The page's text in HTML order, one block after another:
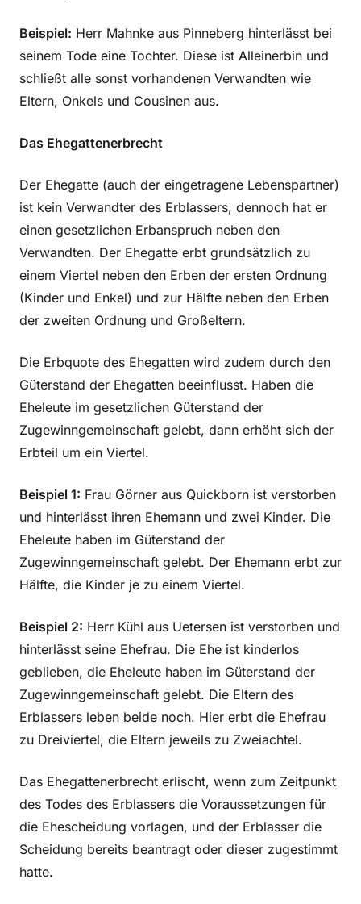
Beispiel: Herr Mahnke aus Pinneberg hinterlässt bei
seinem Tode eine Tochter. Diese ist Alleinerbin und
schließt alle sonst vorhandenen Verwandten wie
Eltern, Onkels und Cousinen aus.
Das Ehegattenerbrecht
Der Ehegatte (auch der eingetragene Lebenspartner)
ist kein Verwandter des Erblassers, dennoch hat er
einen gesetzlichen Erbanspruch neben den
Verwandten. Der Ehegatte erbt grundsätzlich zu
einem Viertel neben den Erben der ersten Ordnung
(Kinder und Enkel) und zur Hälfte neben den Erben
der zweiten Ordnung und Großeltern.
Die Erbquote des Ehegatten wird zudem durch den
Güterstand der Ehegatten beeinflusst. Haben die
Eheleute im gesetzlichen Güterstand der
Zugewinngemeinschaft gelebt, dann erhöht sich der
Erbteil um ein Viertel.
Beispiel 1: Frau Görner aus Quickborn ist verstorben
und hinterlässt ihren Ehemann und zwei Kinder. Die
Eheleute haben im Güterstand der
Zugewinngemeinschaft gelebt. Der Ehemann erbt zur
Hälfte, die Kinder je zu einem Viertel.
Beispiel 2: Herr Kühl aus Uetersen ist verstorben und
hinterlässt seine Ehefrau. Die Ehe ist kinderlos
geblieben, die Eheleute haben im Güterstand der
Zugewinngemeinschaft gelebt. Die Eltern des
Erblassers leben beide noch. Hier erbt die Ehefrau
zu Dreiviertel, die Eltern jeweils zu Zweiachtel.
Das Ehegattenerbrecht erlischt, wenn zum Zeitpunkt
des Todes des Erblassers die Voraussetzungen für
die Ehescheidung vorlagen, und der Erblasser die
Scheidung bereits beantragt oder dieser zugestimmt
hatte.